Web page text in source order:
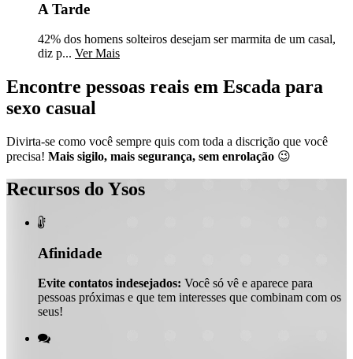
A Tarde
42% dos homens solteiros desejam ser marmita de um casal,
diz p... Ver Mais
Encontre pessoas reais em Escada para
sexo casual
Divirta-se como você sempre quis com toda a discrição que você
precisa! Mais sigilo, mais segurança, sem enrolação 😉
Recursos do Ysos

Afinidade
Evite contatos indesejados: Você só vê e aparece para
pessoas próximas e que tem interesses que combinam com os
seus!
